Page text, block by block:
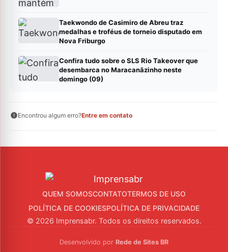
Taekwondo de Casimiro de Abreu traz
medalhas e troféus de torneio disputado em
Nova Friburgo
Confira tudo sobre o SLS Rio Takeover que
desembarca no Maracanãzinho neste
domingo (09)
Encontrou algum erro?Entre em contato
QUEM SOMOSCONTATOTERMOS DE USO
POLÍTICA DE COOKIESPOLÍTICA DE PRIVACIDADE
© 2026 Imprensabr. Todos os direitos reservados.
Desenvolvido por Rede de Sites BR